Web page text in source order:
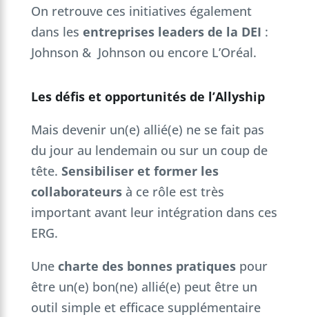
On retrouve ces initiatives également
dans les entreprises leaders de la DEI :
Johnson & Johnson ou encore L’Oréal.
Les défis et opportunités de l’Allyship
Mais devenir un(e) allié(e) ne se fait pas
du jour au lendemain ou sur un coup de
tête. Sensibiliser et former les
collaborateursà ce rôle est très
important avant leur intégration dans ces
ERG.
Une charte des bonnes pratiquespour
être un(e) bon(ne) allié(e) peut être un
outil simple et efficace supplémentaire